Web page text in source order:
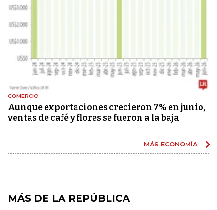
COMERCIO
Aunque exportaciones crecieron 7% en junio,
ventas de café y flores se fueron a la baja
MÁS ECONOMÍA
MÁS DE LA REPÚBLICA